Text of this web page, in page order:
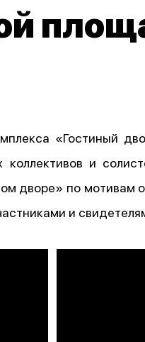
«Гостиный
коллективов и
дворе» по мотивам
и